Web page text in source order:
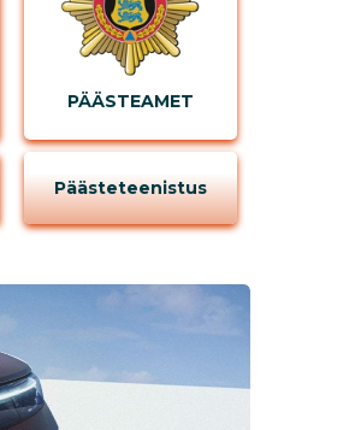
PÄÄSTEAMET
Päästeteenistus